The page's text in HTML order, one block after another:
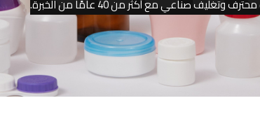
صناعي مع أكثر من 40 عامًا من الخبرة.